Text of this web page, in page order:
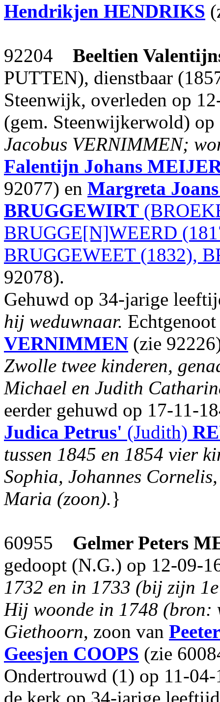
Hendrikjen HENDRIKS
92204 Beeltien
PUTTEN), dienstbaar
Steenwijk, overleden op
(gem. Steenwijkerwold)
Jacobus VERNIMMEN;
Falentijn Johans
92077) en Margreta Joans
BRUGGEWIRT
BRUGGE[N]WEERD
BRUGGEWEET (1832),
92078).
Gehuwd op 34-jarige
hij weduwnaar.
VERNIMMEN (zie
Zwolle twee kinderen,
Michael en Judith
eerder gehuwd op 17-11-
Judica Petrus' (Judith)
tussen 1845 en 1854 vier
Sophia, Johannes
Maria (zoon).}
60955 Gelmer Peters
gedoopt (N.G.) op 12-09-
1732 en in 1733 (bij zijn
Hij woonde in 1748
Giethoorn, zoon van
Geesjen COOPS (zie
Ondertrouwd (1) op 11-